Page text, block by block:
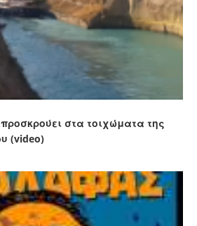
στα τοιχώματα της
(video)